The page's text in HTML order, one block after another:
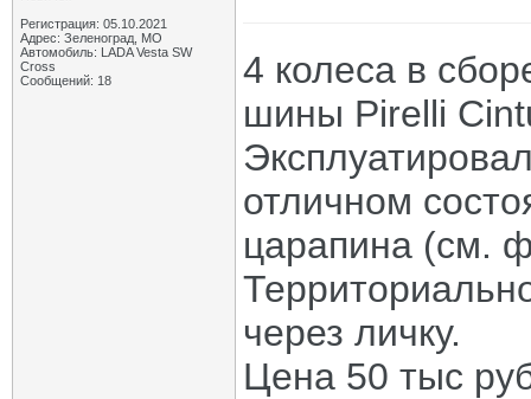
Kut113 Re: Продаю комплект колес R17...
Kut113 Re: Продаю комплект колес R17...
Регистрация: 05.10.2021
Адрес: Зеленоград, МО
Автомобиль: LADA Vesta SW
Cross
Сообщений: 18
4 колеса в
шины Pirelli
отличном
царапина (см.
через личку.
Цена 50 тыс